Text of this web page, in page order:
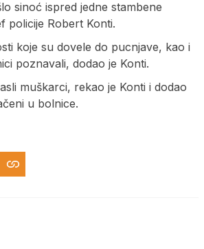
sinoć ispred jedne stambene
policije Robert Konti.
koje su dovele do pucnjave, kao i
poznavali, dodao je Konti.
muškarci, rekao je Konti i dodao
u bolnice.